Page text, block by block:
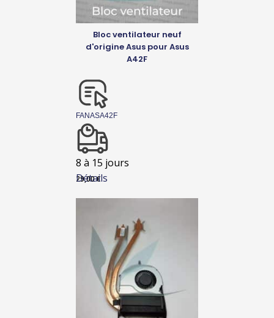
Détails
Bloc ventilateur neuf
d'origine Asus pour Asus
A42F
FANASA42F
8 à 15 jours
29,00€